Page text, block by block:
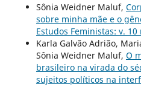
Sônia Weidner Maluf,
sobre minha mãe e o
Estudos Feministas: v. 10
Karla Galvão Adrião,
Sônia Weidner Maluf, O
brasileiro na virada do
sujeitos políticos na